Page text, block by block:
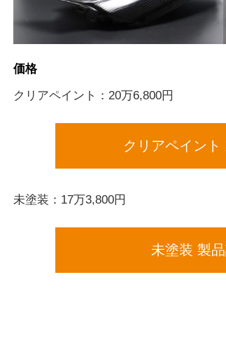
価格
クリアペイント：20万6,800円
クリアペイン
未塗装：17万3,800円
未塗装 製